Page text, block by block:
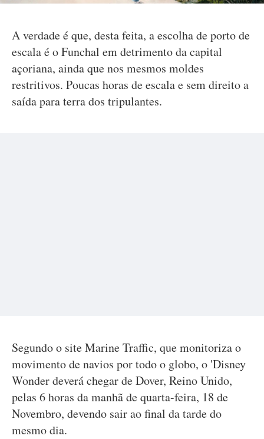
A verdade é que, desta feita, a escolha de porto de
escala é o Funchal em detrimento da capital
açoriana, ainda que nos mesmos moldes
restritivos. Poucas horas de escala e sem direito a
saída para terra dos tripulantes.
Segundo o site Marine Traffic, que monitoriza o
movimento de navios por todo o globo, o 'Disney
Wonder deverá chegar de Dover, Reino Unido,
pelas 6 horas da manhã de quarta-feira, 18 de
Novembro, devendo sair ao final da tarde do
mesmo dia.